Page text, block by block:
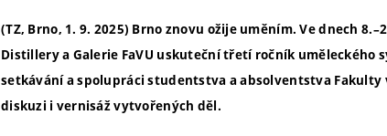
(TZ, Brno, 1. 9. 2025) Brno znovu ožije uměním. Ve dnech
Distillery a Galerie FaVU uskuteční třetí ročník uměleckého
setkávání a spolupráci studentstva a absolventstva Fakulty
diskuzi i vernisáž vytvořených děl.